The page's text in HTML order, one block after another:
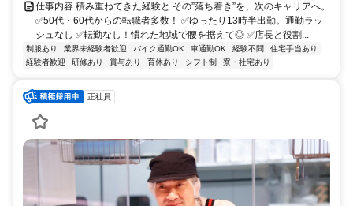
仕事内容 積み重ねてきた経験と その”落ち着き”を、次のキャリアへ。
✅50代・60代からの転職者多数！ ✅ゆったり13時半出勤。通勤ラッ
シュなし ✅転勤なし！慣れた地域で腰を据えて◎ ✅店長と役割...
制服あり 業界未経験者歓迎 バイク通勤OK 車通勤OK 経験不問
住宅手当あり
経験者歓迎
研修あり 賞与あり 育休あり シフト制 寮・社宅あり
正社員